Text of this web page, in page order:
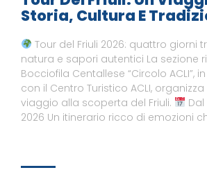
Storia, Cultura E
Tour del Friuli 2026: quattro giorni
natura e sapori autentici La sezione
Bocciofila Centallese “Circolo ACLI”,
con il Centro Turistico ACLI,
viaggio alla scoperta del Friuli.
2026 Un itinerario ricco di emozioni